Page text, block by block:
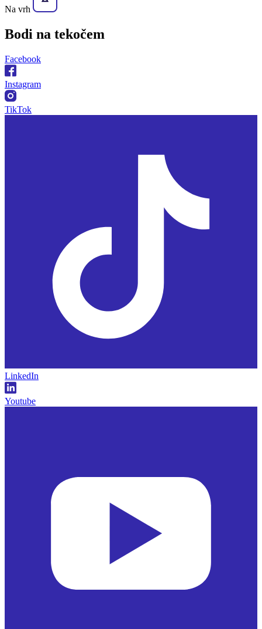
Na vrh
Bodi na tekočem
Facebook
Instagram
TikTok
LinkedIn
Youtube